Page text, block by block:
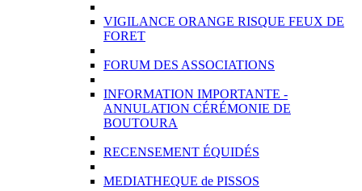
VIGILANCE ORANGE RISQUE FEUX DE
FORET
FORUM DES ASSOCIATIONS
INFORMATION IMPORTANTE -
ANNULATION CÉRÉMONIE DE
BOUTOURA
RECENSEMENT ÉQUIDÉS
MEDIATHEQUE de PISSOS